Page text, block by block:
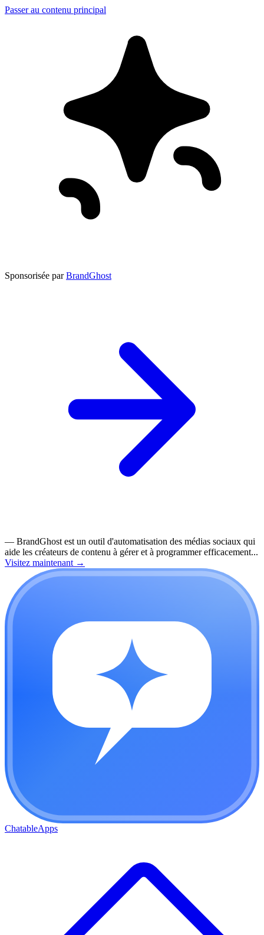
Passer au contenu principal
Sponsorisée par BrandGhost
— BrandGhost est un outil d'automatisation des médias sociaux qui
aide les créateurs de contenu à gérer et à programmer efficacement...
Visitez maintenant →
ChatableApps